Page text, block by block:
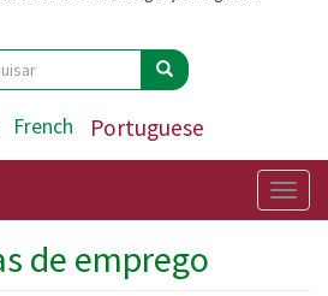
Pesquisar
French Portuguese
de emprego